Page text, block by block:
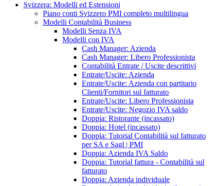
Svizzera: Modelli ed Estensioni
Piano conti Svizzero PMI completo multilingua
Modelli Contabilità Business
Modelli Senza IVA
Modelli con IVA
Cash Manager: Azienda
Cash Manager: Libero Professionista
Contabilità Entrate / Uscite descrittivi
Entrate/Uscite: Azienda
Entrate/Uscite: Azienda con partitario
Clienti/Fornitori sul fatturato
Entrate/Uscite: Libero Professionista
Entrate/Uscite: Negozio IVA saldo
Doppia: Ristorante (incassato)
Doppia: Hotel (incassato)
Doppia: Tutorial Contabilità sul fatturato
per SA e Sagl | PMI
Doppia: Azienda IVA Saldo
Doppia: Tutorial fattura - Contabilità sul
fatturato
Doppia: Azienda individuale